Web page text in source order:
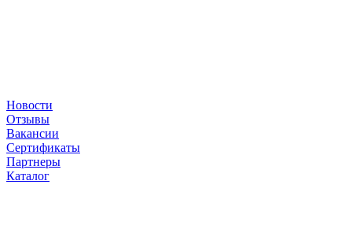
Новости
Отзывы
Вакансии
Сертификаты
Партнеры
Каталог